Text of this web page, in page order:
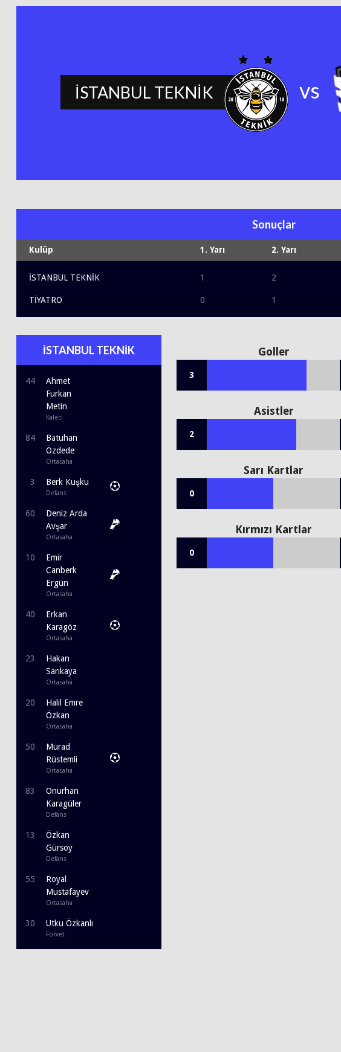
İSTANBUL TEKNİK vs
Sonuçlar
Kulüp 1. Yarı 2. Yarı
İSTANBUL TEKNİK 1 2
TİYATRO 0 1
İSTANBUL TEKNİK
44
Ahmet
Furkan
Metin
Kaleci
84
Batuhan
Özdede
Ortasaha
3 Berk Kuşku
Defans
60
Deniz Arda
Avşar
Ortasaha
10
Emir
Canberk
Ergün
Ortasaha
40
Erkan
Karagöz
Ortasaha
23
Hakan
Sarıkaya
Ortasaha
20
Halil Emre
Özkan
Ortasaha
50
Murad
Rüstemli
Ortasaha
83
Onurhan
Karagüler
Defans
13
Özkan
Gürsoy
Defans
55
Royal
Mustafayev
Ortasaha
30 Utku Özkanlı
Forvet
Goller
3
Asistler
2
Sarı Kartlar
0
Kırmızı Kartlar
0